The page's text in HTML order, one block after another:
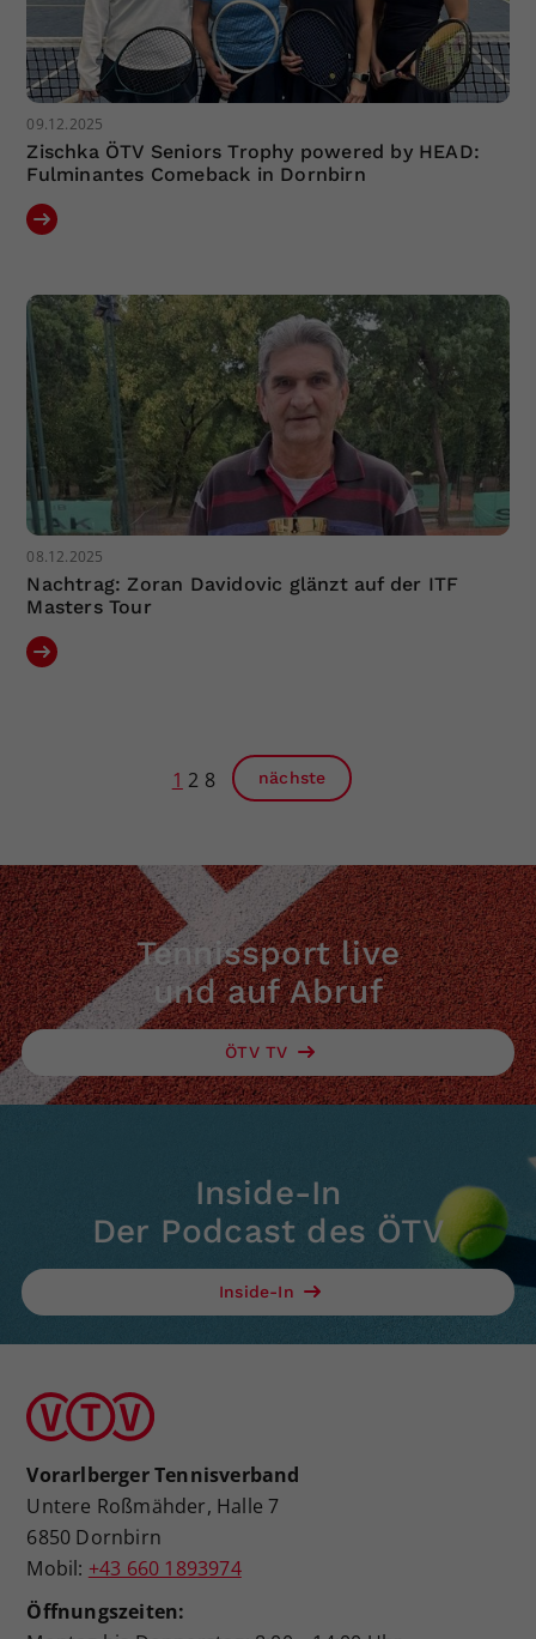
09.12.2025
Zischka ÖTV Seniors Trophy powered by HEAD:
Fulminantes Comeback in Dornbirn
08.12.2025
Nachtrag: Zoran Davidovic glänzt auf der ITF
Masters Tour
1 2 8 nächste
Tennissport live
und auf Abruf
ÖTV TV
Inside-In
Der Podcast des ÖTV
Inside-In
Vorarlberger Tennisverband
Untere Roßmähder, Halle 7
6850 Dornbirn
Mobil: +43 660 1893974
Öffnungszeiten: